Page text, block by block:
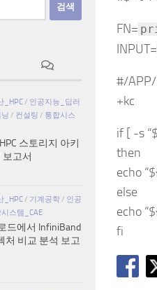
FN=
#/APP/
+kc
if [ -s
then
echo
else
echo
fi
_HPC/ 인공지능_딥러
/ 컨설팅 / 통합시스
스토리지 아키
보고서
_HPC/ 기계공학/ 인공
스템_CAE
드에서 InfiniBand
처 비교 분석 보고